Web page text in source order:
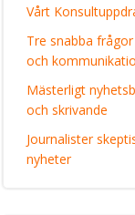
Vårt
Tre snabba
och
Mästerligt
och skrivande
Journalister
nyheter